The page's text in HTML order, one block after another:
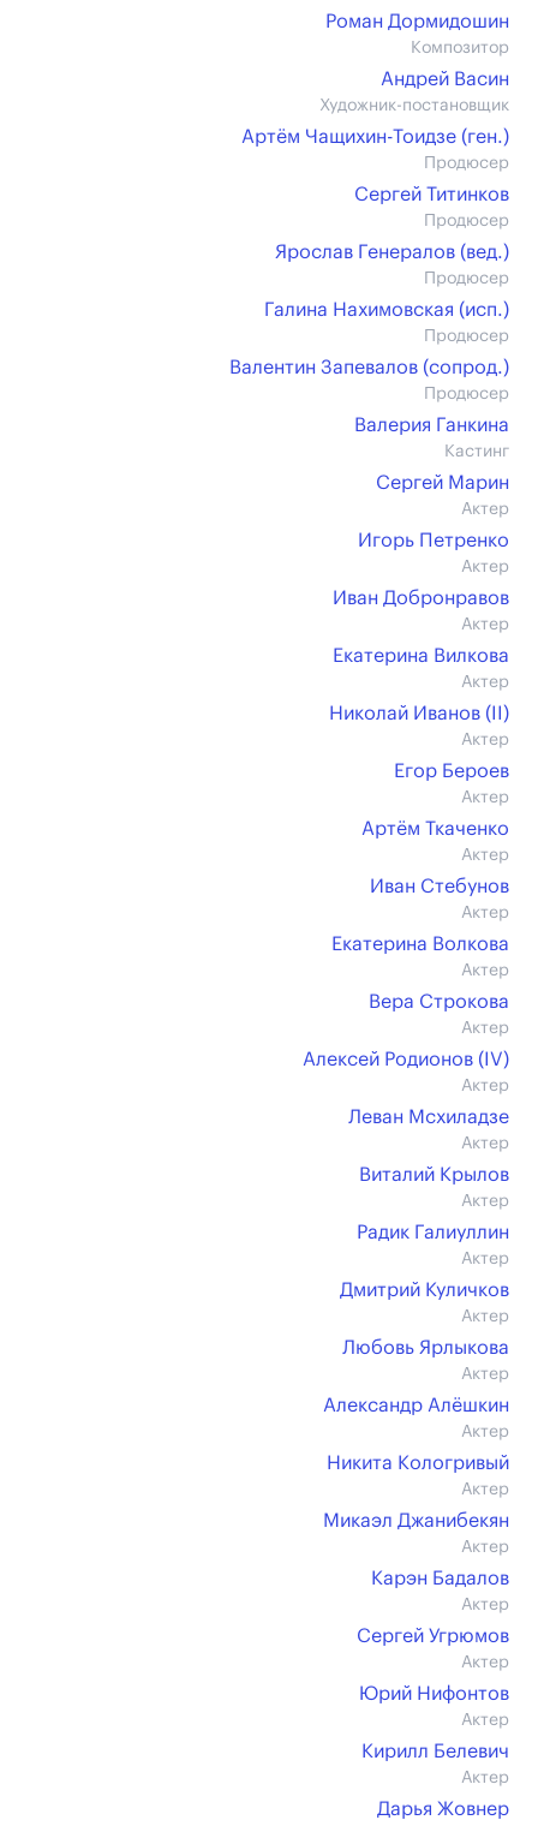
Роман Дормидошин
Композитор
Андрей Васин
Художник-постановщик
Артём Чащихин-Тоидзе (ген.)
Продюсер
Сергей Титинков
Продюсер
Ярослав Генералов (вед.)
Продюсер
Галина Нахимовская (иcп.)
Продюсер
Валентин Запевалов (сопрод.)
Продюсер
Валерия Ганкина
Кастинг
Сергей Марин
Актер
Игорь Петренко
Актер
Иван Добронравов
Актер
Екатерина Вилкова
Актер
Николай Иванов (II)
Актер
Егор Бероев
Актер
Артём Ткаченко
Актер
Иван Стебунов
Актер
Екатерина Волкова
Актер
Вера Строкова
Актер
Алексей Родионов (IV)
Актер
Леван Мсхиладзе
Актер
Виталий Крылов
Актер
Радик Галиуллин
Актер
Дмитрий Куличков
Актер
Любовь Ярлыкова
Актер
Александр Алёшкин
Актер
Никита Кологривый
Актер
Микаэл Джанибекян
Актер
Карэн Бадалов
Актер
Сергей Угрюмов
Актер
Юрий Нифонтов
Актер
Кирилл Белевич
Актер
Дарья Жовнер